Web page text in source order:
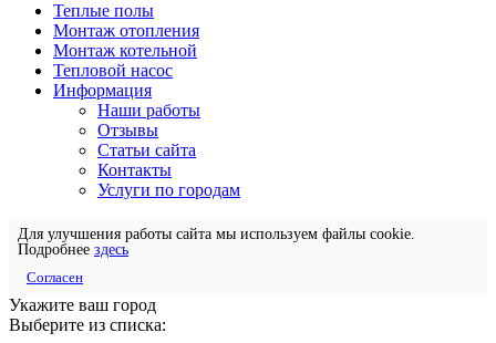
Теплые полы
Монтаж отопления
Монтаж котельной
Тепловой насос
Информация
Наши работы
Отзывы
Статьи сайта
Контакты
Услуги по городам
Для улучшения работы сайта мы используем файлы cookie.
Подробнее здесь
Согласен
Укажите ваш город
Выберите из списка: